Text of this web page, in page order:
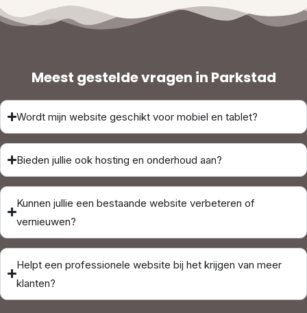
Meest gestelde vragen in Parkstad
Wordt mijn website geschikt voor mobiel en tablet?
Bieden jullie ook hosting en onderhoud aan?
Kunnen jullie een bestaande website verbeteren of
vernieuwen?
Helpt een professionele website bij het krijgen van meer
klanten?